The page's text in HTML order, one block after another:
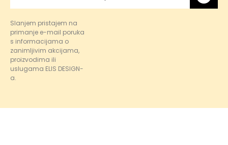
Slanjem pristajem na
primanje e-mail poruka
s informacijama o
zanimljivim akcijama,
proizvodima ili
uslugama ELIS DESIGN-
a.